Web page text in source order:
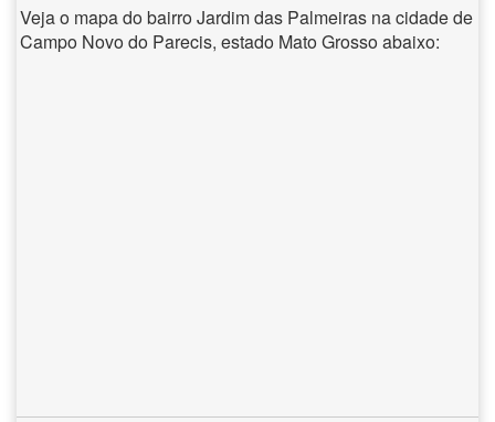
Veja o mapa do bairro Jardim das Palmeiras na cidade de
Campo Novo do Parecis, estado Mato Grosso abaixo: